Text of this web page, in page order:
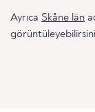
Ayrıca Skåne län